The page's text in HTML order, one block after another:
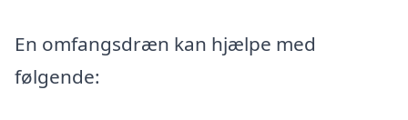
En omfangsdræn kan hjælpe med
følgende: